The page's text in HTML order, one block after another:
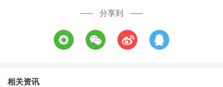
分享到
相关资讯